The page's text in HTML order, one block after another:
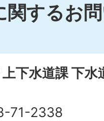
関するお
下水道課 下水
71-2338